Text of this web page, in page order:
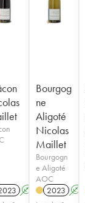
A
Bourgog
ne
Aligoté
Nicolas
Maillet
Bourgogn
e Aligoté
AOC
2023 A